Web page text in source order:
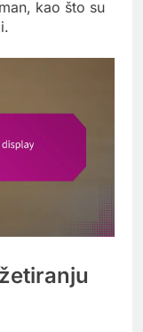
kao što su